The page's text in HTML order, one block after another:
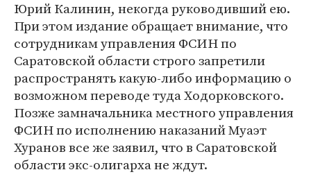
Юрий Калинин, некогда руководивший ею.
При этом издание обращает внимание, что
сотрудникам управления ФСИН по
Саратовской области строго запретили
распространять какую-либо информацию о
возможном переводе туда Ходорковского.
Позже замначальника местного управления
ФСИН по исполнению наказаний Муаэт
Хуранов все же заявил, что в Саратовской
области экс-олигарха не ждут.